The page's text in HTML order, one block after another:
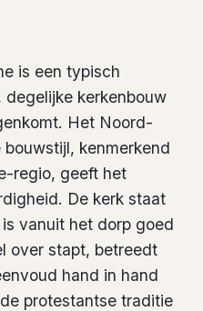
is een typisch
kerkenbouw
Het Noord-
kenmerkend
regio, geeft het
De kerk staat
vanuit het dorp goed
over stapt, betreedt
hand in hand
protestantse traditie